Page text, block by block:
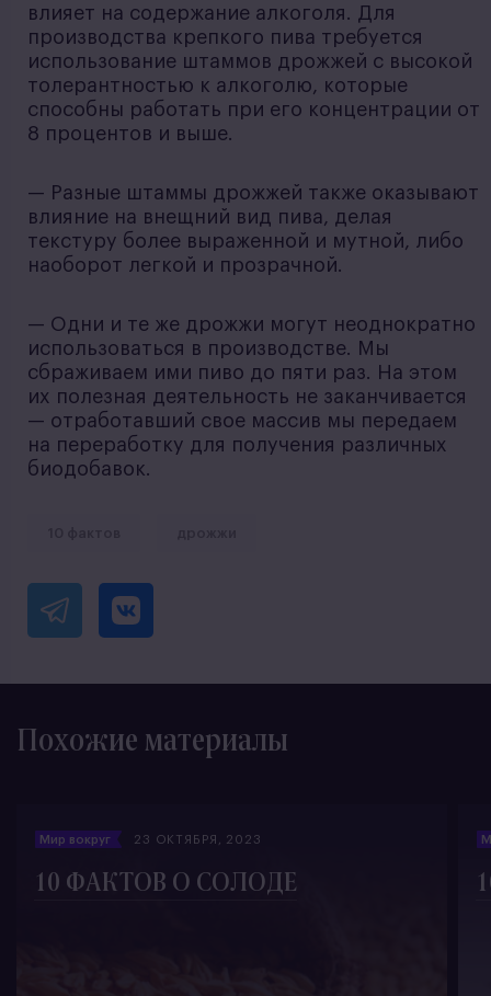
влияет на содержание алкоголя. Для
производства крепкого пива требуется
использование штаммов дрожжей с высокой
толерантностью к алкоголю, которые
способны работать при его концентрации от
8 процентов и выше.
— Разные штаммы дрожжей также оказывают
влияние на внещний вид пива, делая
текстуру более выраженной и мутной, либо
наоборот легкой и прозрачной.
— Одни и те же дрожжи могут неоднократно
использоваться в производстве. Мы
сбраживаем ими пиво до пяти раз. На этом
их полезная деятельность не заканчивается
— отработавший свое массив мы передаем
на переработку для получения различных
биодобавок.
Похожие материалы
Мир вокруг 23 ОКТЯБРЯ, 2023
10 ФАКТОВ О СОЛОДЕ